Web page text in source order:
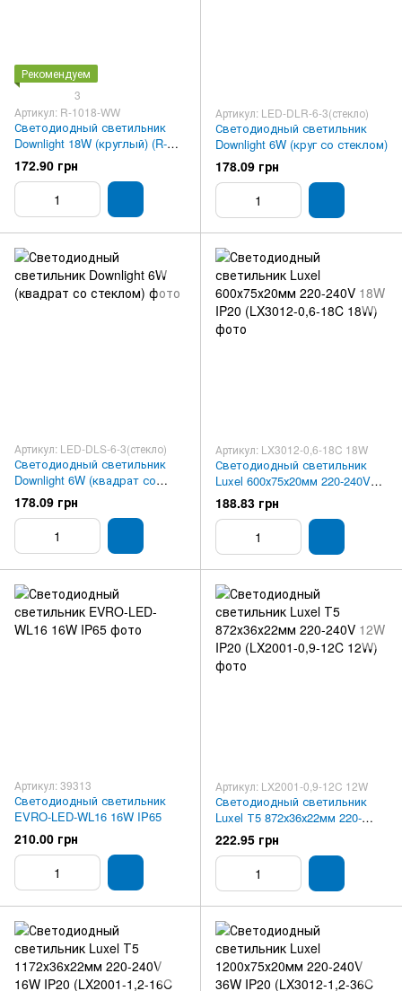
Рекомендуем
3
Артикул: R-1018-WW
Светодиодный светильник
Downlight 18W (круглый) (R-
1018-WW)
172.90 грн
Артикул: LED-DLR-6-3(стекло)
Светодиодный светильник
Downlight 6W (круг со стеклом)
178.09 грн
Артикул: LED-DLS-6-3(стекло)
Светодиодный светильник
Downlight 6W (квадрат со
стеклом)
178.09 грн
Артикул: LX3012-0,6-18C 18W
Светодиодный светильник
Luxel 600х75х20мм 220-240V
18W IP20 (LX3012-0,6-18C 18W)
188.83 грн
Артикул: 39313
Светодиодный светильник
EVRO-LED-WL16 16W IP65
210.00 грн
Артикул: LX2001-0,9-12C 12W
Светодиодный светильник
Luxel Т5 872х36х22мм 220-
240V 12W IP20 (LX2001-0,9-12C
12W)
222.95 грн